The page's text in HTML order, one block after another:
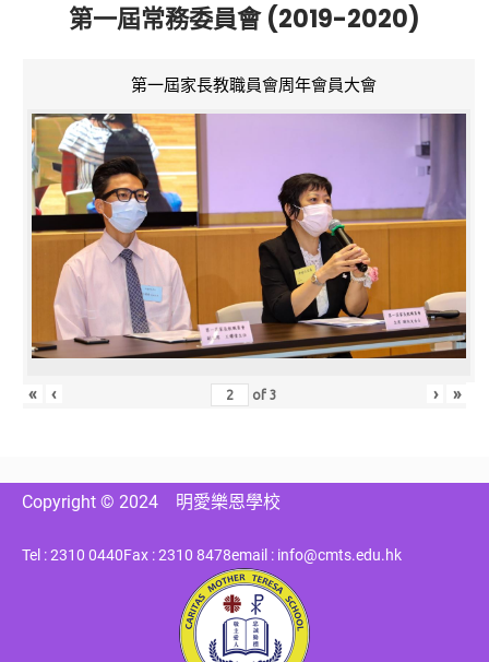
第一屆常務委員會 (2019-2020)
第一屆家長教職員會周年會員大會
« ‹ of3 › »
Copyright © 2024 明愛樂恩學校
Tel : 2310 0440Fax : 2310 8478email : info@cmts.edu.hk